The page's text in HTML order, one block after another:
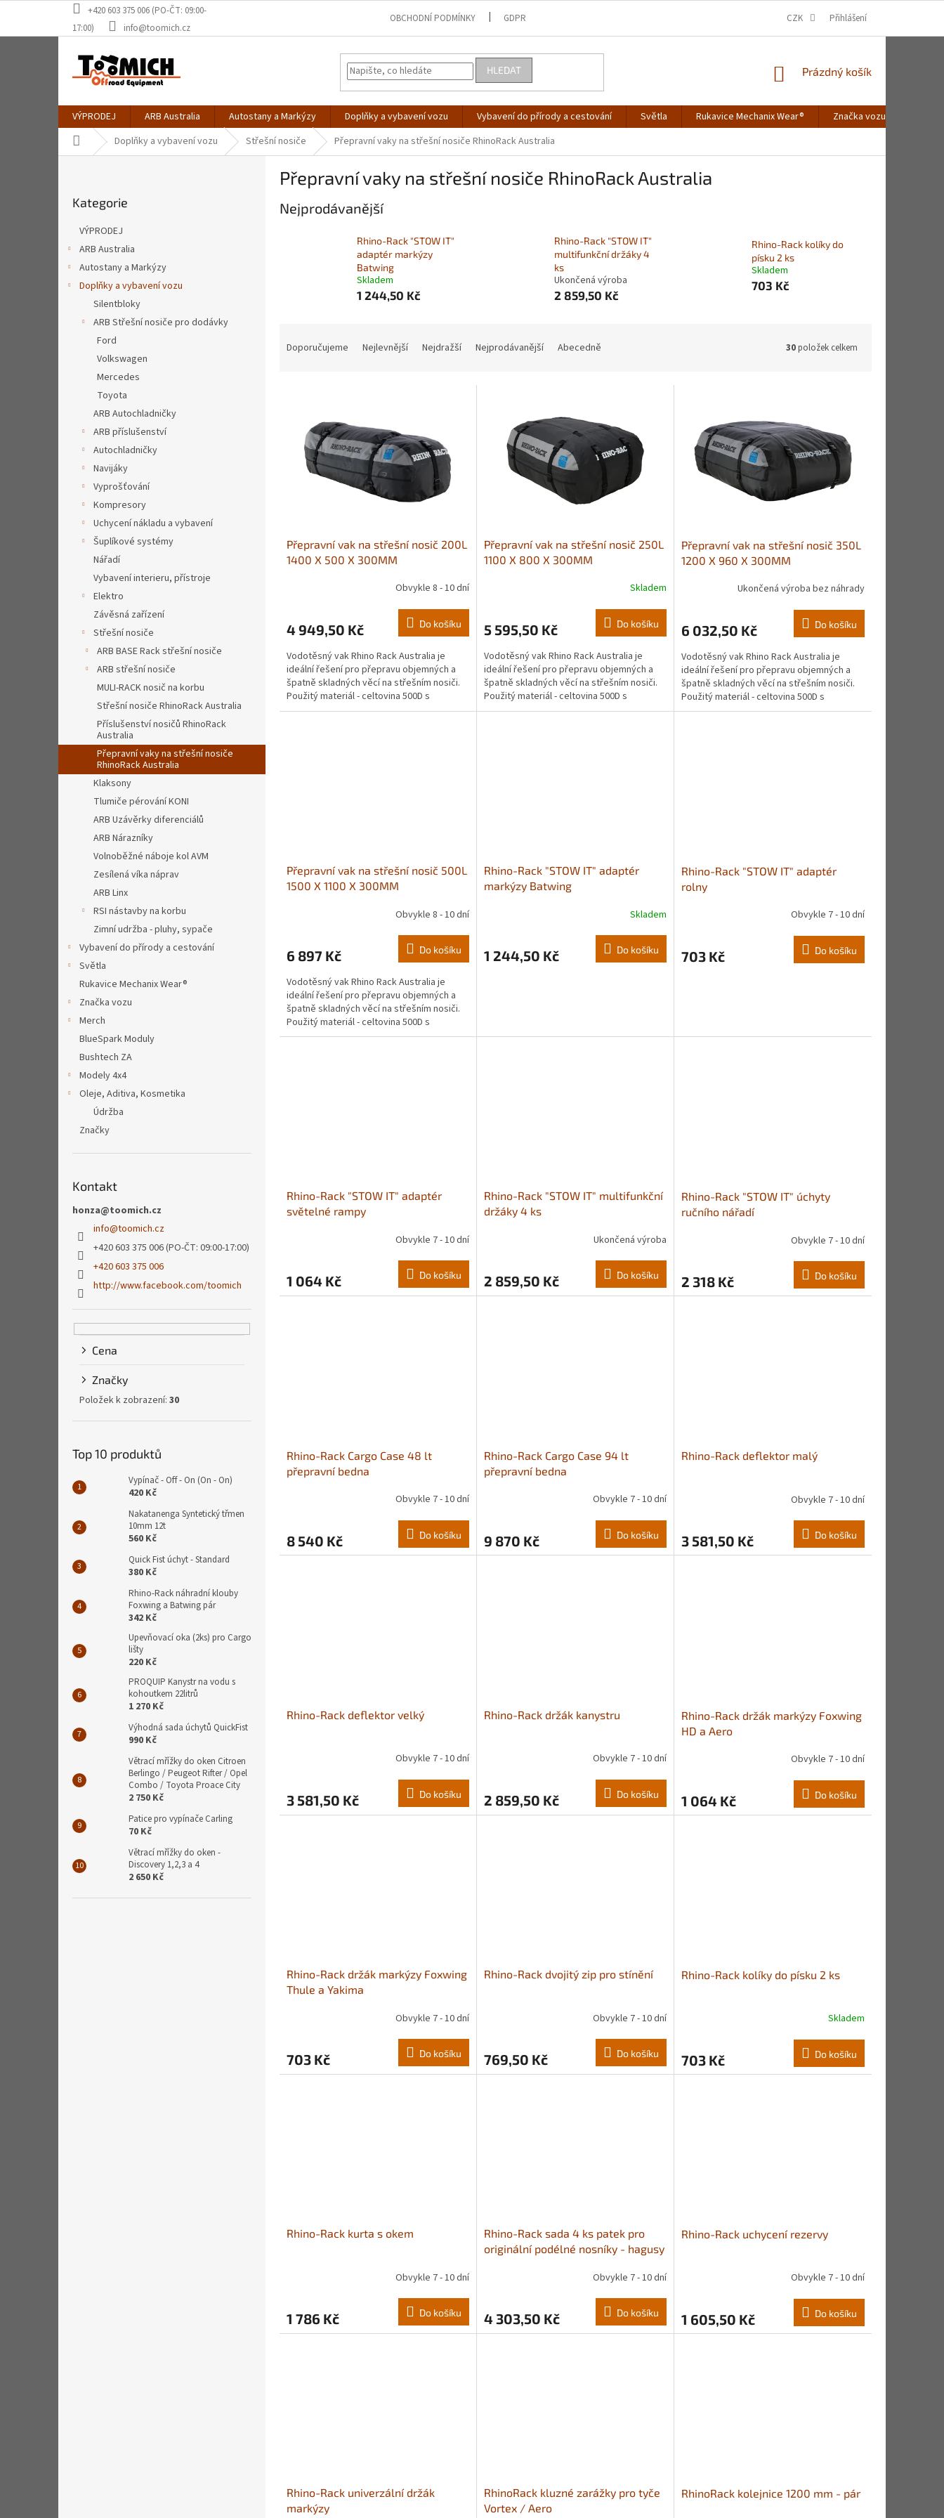
obsah
+420 603 375 006 (PO-ČT: 09:00-
17:00)
info@toomich.cz
OBCHODNÍ PODMÍNKY GDPR CZK Přihlášení
HLEDAT
NÁKUPNÍ
Prázdný košík
VÝPRODEJ ARB Australia Autostany a Markýzy Doplňky a vybavení vozu Vybavení do přírody a cestování Světla Rukavice Mechanix Wear® Značka vozu
Domů Doplňky a vybavení vozu Střešní nosiče Přepravní vaky na střešní nosiče RhinoRack Australia
kategorie
Kategorie
VÝPRODEJ
ARB Australia
Autostany a Markýzy
Doplňky a vybavení vozu
Silentbloky
ARB Střešní nosiče pro dodávky
Ford
Volkswagen
Mercedes
Toyota
ARB Autochladničky
ARB příslušenství
Autochladničky
Navijáky
Vyprošťování
Kompresory
Uchycení nákladu a vybavení
Šuplíkové systémy
Nářadí
Vybavení interieru, přístroje
Elektro
Závěsná zařízení
Střešní nosiče
ARB BASE Rack střešní nosiče
ARB střešní nosiče
MULI-RACK nosič na korbu
Střešní nosiče RhinoRack Australia
Příslušenství nosičů RhinoRack
Australia
Přepravní vaky na střešní nosiče
RhinoRack Australia
Klaksony
Tlumiče pérování KONI
ARB Uzávěrky diferenciálů
ARB Nárazníky
Volnoběžné náboje kol AVM
Zesílená víka náprav
ARB Linx
RSI nástavby na korbu
Zimní udržba - pluhy, sypače
Vybavení do přírody a cestování
Světla
Rukavice Mechanix Wear®
Značka vozu
Merch
BlueSpark Moduly
Bushtech ZA
Modely 4x4
Oleje, Aditiva, Kosmetika
Údržba
Značky
Kontakt
honza@toomich.cz
info@toomich.cz
+420 603 375 006 (PO-ČT: 09:00-17:00)
+420 603 375 006
http://www.facebook.com/toomich
Cena
Značky
Položek k zobrazení: 30
Top 10 produktů
Vypínač - Off - On (On - On)
420 Kč
Nakatanenga Syntetický třmen
10mm 12t
560 Kč
Quick Fist úchyt - Standard
380 Kč
Rhino-Rack náhradní klouby
Foxwing a Batwing pár
342 Kč
Upevňovací oka (2ks) pro Cargo
lišty
220 Kč
PROQUIP Kanystr na vodu s
kohoutkem 22litrů
1 270 Kč
Výhodná sada úchytů QuickFist
990 Kč
Větrací mřížky do oken Citroen
Berlingo / Peugeot Rifter / Opel
Combo / Toyota Proace City
2 750 Kč
Patice pro vypínače Carling
70 Kč
Větrací mřížky do oken -
Discovery 1,2,3 a 4
2 650 Kč
Přepravní vaky na střešní nosiče RhinoRack Australia
Nejprodávanější
Rhino-Rack "STOW IT"
adaptér markýzy
Batwing
Skladem
1 244,50 Kč
Rhino-Rack "STOW IT"
multifunkční držáky 4
ks
Ukončená výroba
2 859,50 Kč
Rhino-Rack kolíky do
písku 2 ks
Skladem
703 Kč
Doporučujeme Nejlevnější Nejdražší Nejprodávanější Abecedně 30položek celkem
Přepravní vak na střešní nosič 200L
1400 X 500 X 300MM
Obvykle 8 - 10 dní
4 949,50 Kč Do košíku
Vodotěsný vak Rhino Rack Australia je
ideální řešení pro přepravu objemných a
špatně skladných věcí na střešním nosiči.
Použitý materiál - celtovina 500D s
polyurethanovým...
Přepravní vak na střešní nosič 250L
1100 X 800 X 300MM
Skladem
5 595,50 Kč Do košíku
Vodotěsný vak Rhino Rack Australia je
ideální řešení pro přepravu objemných a
špatně skladných věcí na střešním nosiči.
Použitý materiál - celtovina 500D s
polyurethanovým...
Přepravní vak na střešní nosič 350L
1200 X 960 X 300MM
Ukončená výroba bez náhrady
6 032,50 Kč Do košíku
Vodotěsný vak Rhino Rack Australia je
ideální řešení pro přepravu objemných a
špatně skladných věcí na střešním nosiči.
Použitý materiál - celtovina 500D s
polyurethanovým...
Přepravní vak na střešní nosič 500L
1500 X 1100 X 300MM
Obvykle 8 - 10 dní
6 897 Kč Do košíku
Vodotěsný vak Rhino Rack Australia je
ideální řešení pro přepravu objemných a
špatně skladných věcí na střešním nosiči.
Použitý materiál - celtovina 500D s
polyurethanovým...
Rhino-Rack "STOW IT" adaptér
markýzy Batwing
Skladem
1 244,50 Kč Do košíku
Rhino-Rack "STOW IT" adaptér
rolny
Obvykle 7 - 10 dní
703 Kč Do košíku
Rhino-Rack "STOW IT" adaptér
světelné rampy
Obvykle 7 - 10 dní
1 064 Kč Do košíku
Rhino-Rack "STOW IT" multifunkční
držáky 4 ks
Ukončená výroba
2 859,50 Kč Do košíku
Rhino-Rack "STOW IT" úchyty
ručního nářadí
Obvykle 7 - 10 dní
2 318 Kč Do košíku
Rhino-Rack Cargo Case 48 lt
přepravní bedna
Obvykle 7 - 10 dní
8 540 Kč Do košíku
Rhino-Rack Cargo Case 94 lt
přepravní bedna
Obvykle 7 - 10 dní
9 870 Kč Do košíku
Rhino-Rack deflektor malý
Obvykle 7 - 10 dní
3 581,50 Kč Do košíku
Rhino-Rack deflektor velký
Obvykle 7 - 10 dní
3 581,50 Kč Do košíku
Rhino-Rack držák kanystru
Obvykle 7 - 10 dní
2 859,50 Kč Do košíku
Rhino-Rack držák markýzy Foxwing
HD a Aero
Obvykle 7 - 10 dní
1 064 Kč Do košíku
Rhino-Rack držák markýzy Foxwing
Thule a Yakima
Obvykle 7 - 10 dní
703 Kč Do košíku
Rhino-Rack dvojitý zip pro stínění
Obvykle 7 - 10 dní
769,50 Kč Do košíku
Rhino-Rack kolíky do písku 2 ks
Skladem
703 Kč Do košíku
Rhino-Rack kurta s okem
Obvykle 7 - 10 dní
1 786 Kč Do košíku
Rhino-Rack sada 4 ks patek pro
originální podélné nosníky - hagusy
Obvykle 7 - 10 dní
4 303,50 Kč Do košíku
Rhino-Rack uchycení rezervy
Obvykle 7 - 10 dní
1 605,50 Kč Do košíku
Rhino-Rack univerzální držák
markýzy
RhinoRack kluzné zarážky pro tyče
Vortex / Aero
RhinoRack kolejnice 1200 mm - pár